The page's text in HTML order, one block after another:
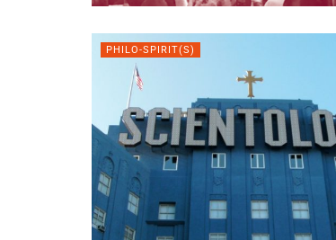
PHILO-SPIRIT(S)